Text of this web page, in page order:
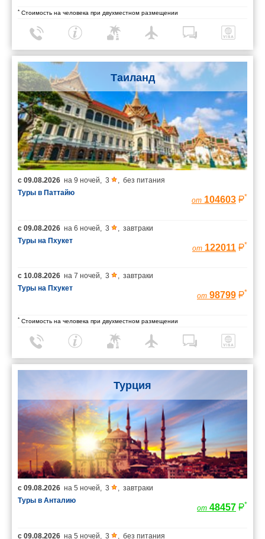
* Стоимость на человека при двухместном размещении
Таиланд
с 09.08.2026 на 9 ночей 3
без питания
Туры в Паттайю
от 104603 *
с 09.08.2026 на 6 ночей 3
завтраки
Туры на Пхукет
от 122011 *
с 10.08.2026 на 7 ночей 3
завтраки
Туры на Пхукет
от 98799 *
* Стоимость на человека при двухместном размещении
Турция
с 09.08.2026 на 5 ночей, 3 , завтраки
Туры в Анталию
от 48457 *
с 09.08.2026 на 5 ночей, 3 , без питания